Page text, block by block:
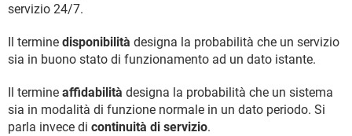
servizio 24/7.
Il termine disponibilità designa la probabilità che un servizio
sia in buono stato di funzionamento ad un dato istante.
Il termine affidabilità designa la probabilità che un sistema
sia in modalità di funzione normale in un dato periodo. Si
parla invece di continuità di servizio.